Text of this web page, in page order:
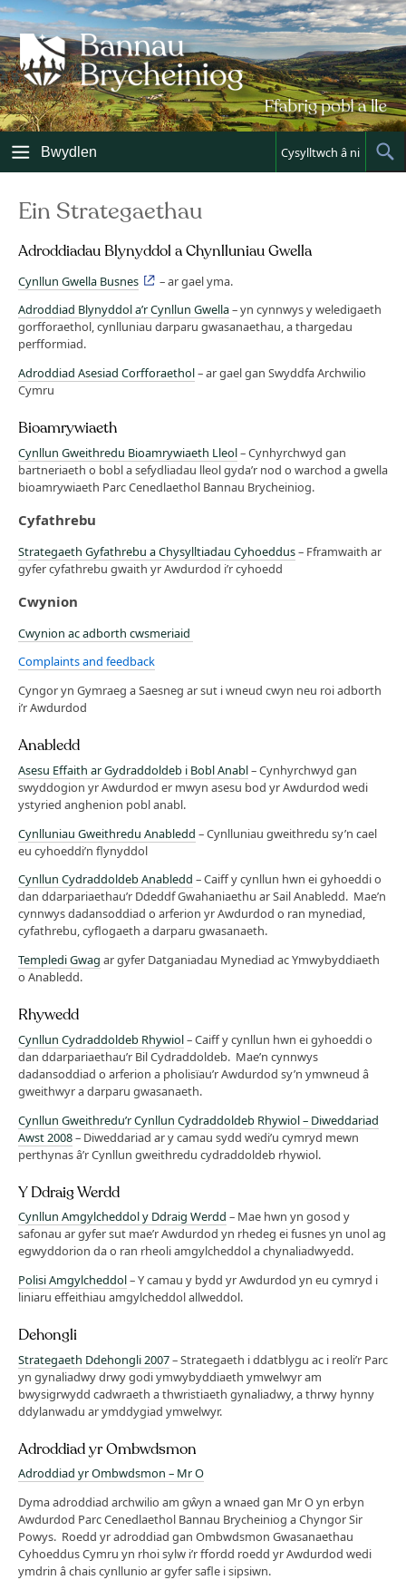
Skip
to
content
Bwydlen Cysylltwch â ni
Ein Strategaethau
Adroddiadau Blynyddol a Chynlluniau Gwella
Cynllun Gwella Busnes
– ar gael yma.
Adroddiad Blynyddol a’r Cynllun Gwella– yn cynnwys y weledigaeth
gorfforaethol, cynlluniau darparu gwasanaethau, a thargedau
perfformiad.
Adroddiad Asesiad Corfforaethol– ar gael gan Swyddfa Archwilio
Cymru
Bioamrywiaeth
Cynllun Gweithredu Bioamrywiaeth Lleol– Cynhyrchwyd gan
bartneriaeth o bobl a sefydliadau lleol gyda’r nod o warchod a gwella
bioamrywiaeth Parc Cenedlaethol Bannau Brycheiniog.
Cyfathrebu
Strategaeth Gyfathrebu a Chysylltiadau Cyhoeddus– Fframwaith ar
gyfer cyfathrebu gwaith yr Awdurdod i’r cyhoedd
Cwynion
Cwynion ac adborth cwsmeriaid
Complaints and feedback
Cyngor yn Gymraeg a Saesneg ar sut i wneud cwyn neu roi adborth
i’r Awdurdod
Anabledd
Asesu Effaith ar Gydraddoldeb i Bobl Anabl– Cynhyrchwyd gan
swyddogion yr Awdurdod er mwyn asesu bod yr Awdurdod wedi
ystyried anghenion pobl anabl.
Cynlluniau Gweithredu Anabledd – Cynlluniau gweithredu sy’n cael
eu cyhoeddi’n flynyddol
Cynllun Cydraddoldeb Anabledd – Caiff y cynllun hwn ei gyhoeddi o
dan ddarpariaethau’r Ddeddf Gwahaniaethu ar Sail Anabledd. Mae’n
cynnwys dadansoddiad o arferion yr Awdurdod o ran mynediad,
cyfathrebu, cyflogaeth a darparu gwasanaeth.
Templedi Gwag ar gyfer Datganiadau Mynediad ac Ymwybyddiaeth
o Anabledd.
Rhywedd
Cynllun Cydraddoldeb Rhywiol– Caiff y cynllun hwn ei gyhoeddi o
dan ddarpariaethau’r Bil Cydraddoldeb. Mae’n cynnwys
dadansoddiad o arferion a pholisïau’r Awdurdod sy’n ymwneud â
gweithwyr a darparu gwasanaeth.
Cynllun Gweithredu’r Cynllun Cydraddoldeb Rhywiol – Diweddariad
Awst 2008– Diweddariad ar y camau sydd wedi’u cymryd mewn
perthynas â’r Cynllun gweithredu cydraddoldeb rhywiol.
Y Ddraig Werdd
Cynllun Amgylcheddol y Ddraig Werdd – Mae hwn yn gosod y
safonau ar gyfer sut mae’r Awdurdod yn rhedeg ei fusnes yn unol ag
egwyddorion da o ran rheoli amgylcheddol a chynaliadwyedd.
Polisi Amgylcheddol– Y camau y bydd yr Awdurdod yn eu cymryd i
liniaru effeithiau amgylcheddol allweddol.
Dehongli
Strategaeth Ddehongli 2007– Strategaeth i ddatblygu ac i reoli’r Parc
yn gynaliadwy drwy godi ymwybyddiaeth ymwelwyr am
bwysigrwydd cadwraeth a thwristiaeth gynaliadwy, a thrwy hynny
ddylanwadu ar ymddygiad ymwelwyr.
Adroddiad yr Ombwdsmon
Adroddiad yr Ombwdsmon – Mr O
Dyma adroddiad archwilio am gŵyn a wnaed gan Mr O yn erbyn
Awdurdod Parc Cenedlaethol Bannau Brycheiniog a Chyngor Sir
Powys. Roedd yr adroddiad gan Ombwdsmon Gwasanaethau
Cyhoeddus Cymru yn rhoi sylw i’r ffordd roedd yr Awdurdod wedi
ymdrin â chais cynllunio ar gyfer safle i sipsiwn.